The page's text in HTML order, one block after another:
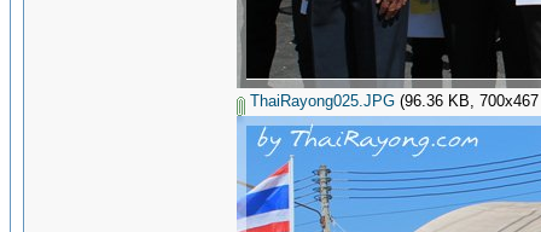
ThaiRayong025.JPG (96.36 KB,